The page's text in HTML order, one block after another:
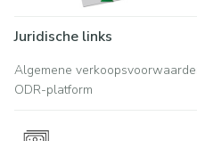
Juridische links
Algemene
ODR-platform